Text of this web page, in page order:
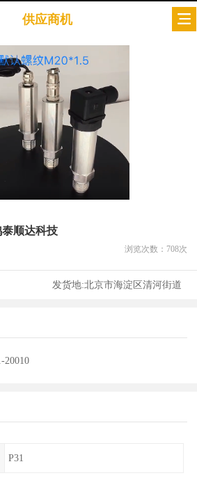
供应商机
顺达科技
浏览次数： 708次
发货地:北京市海淀区清河街道
20010
P31